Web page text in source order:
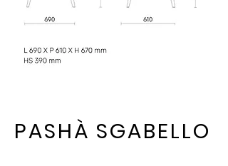
PASHÀ SGABELLO